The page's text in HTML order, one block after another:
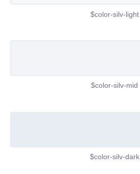
$color-silv-light
$color-silv-mid
$color-silv-dark